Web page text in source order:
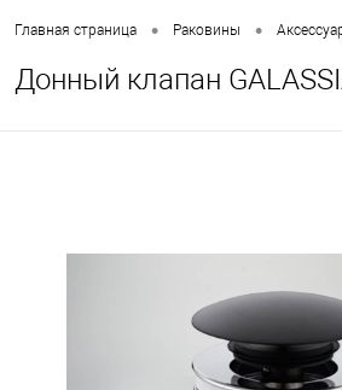
Главная страница • Раковины •
Донный клапан